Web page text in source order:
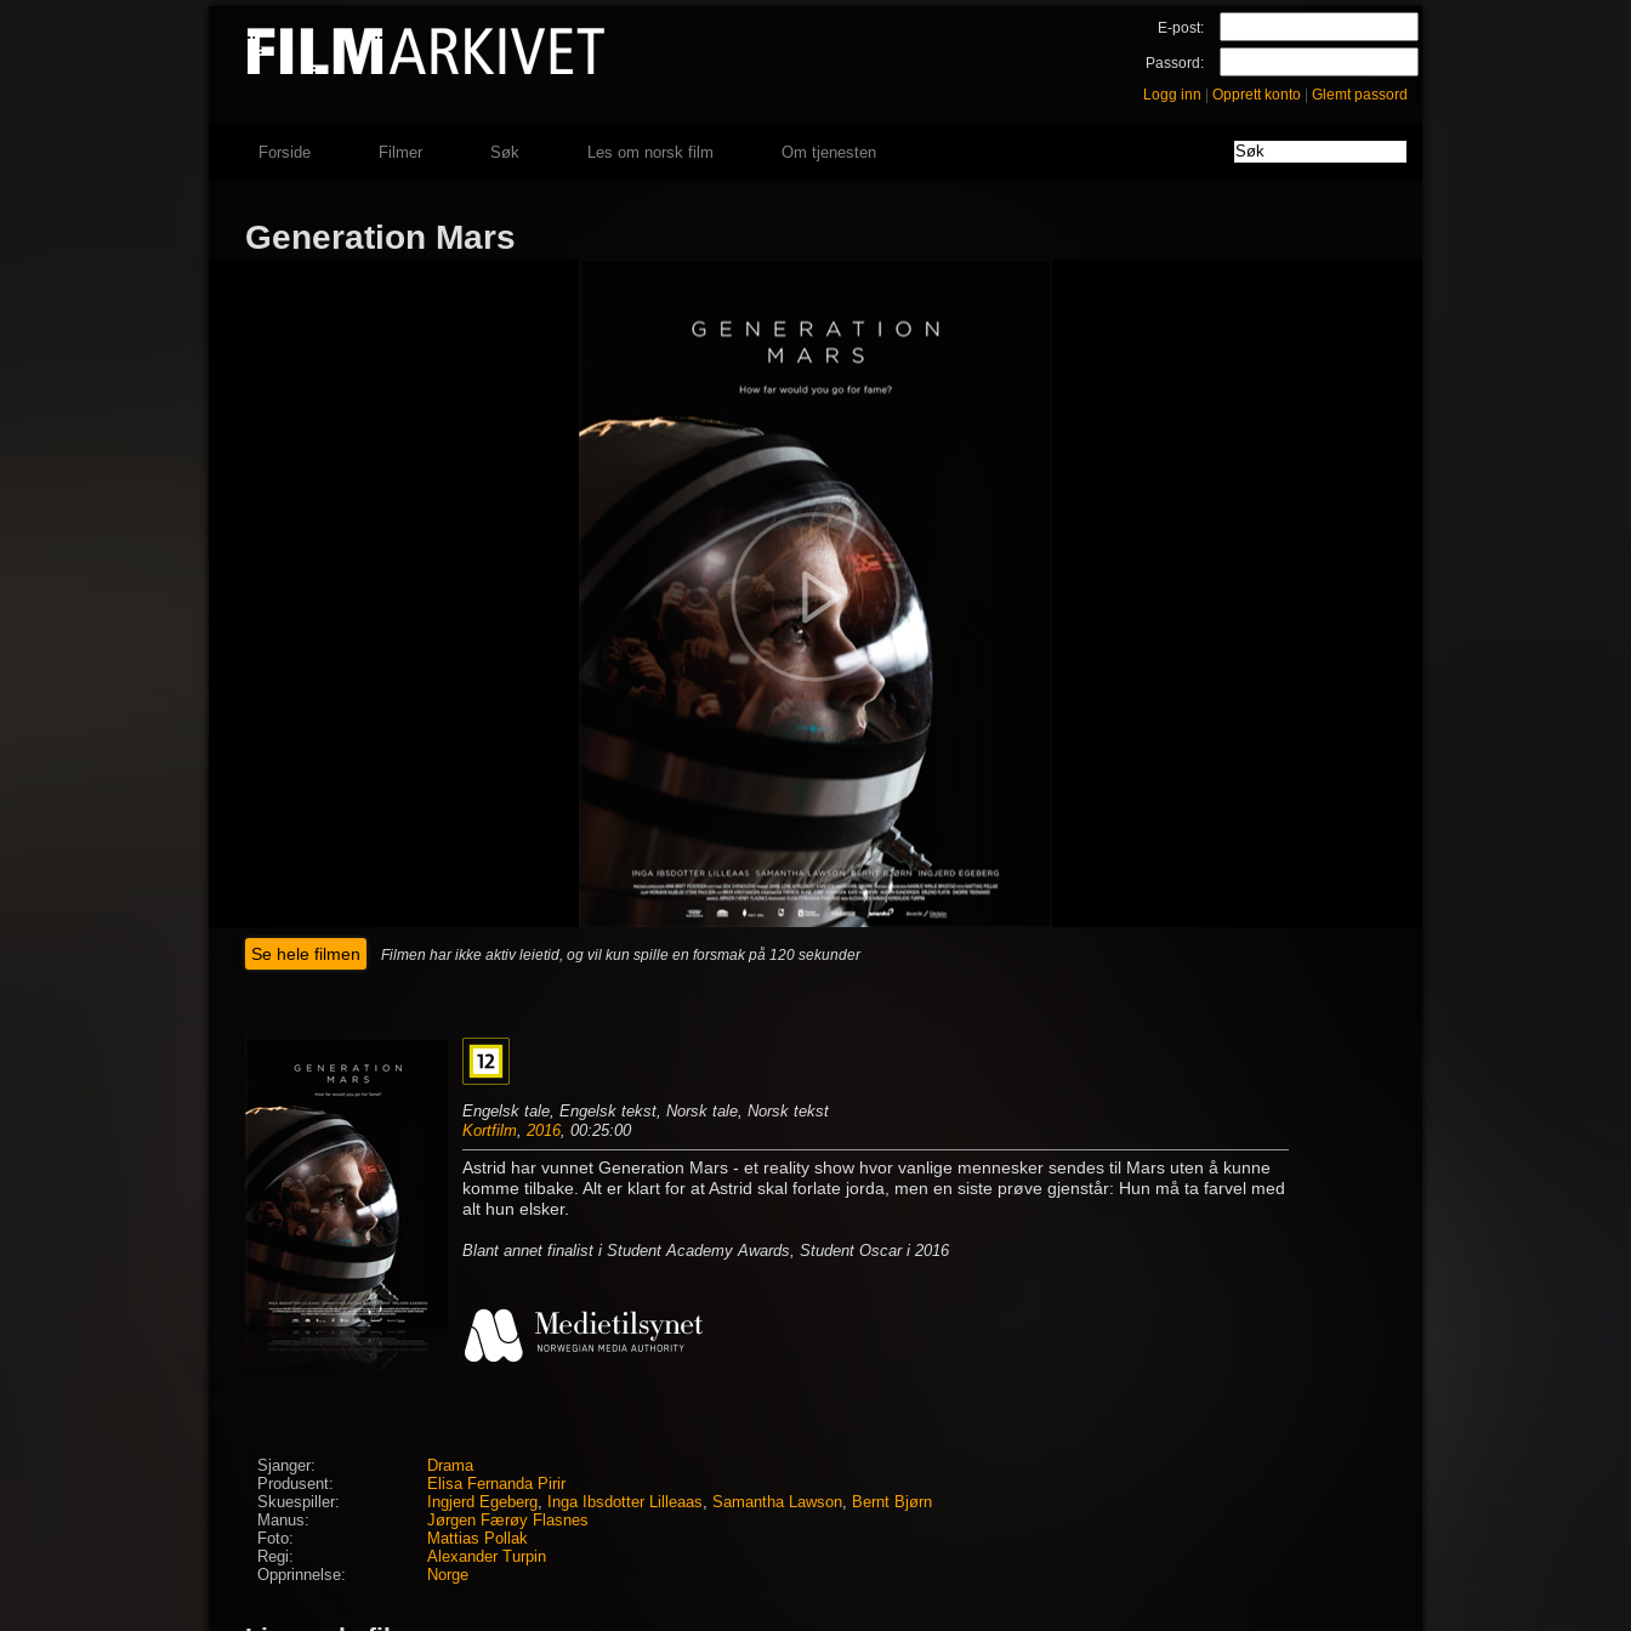
E-post:
Passord:
Logg inn
Opprett konto Glemt passord
Forside Filmer Søk Les om norsk film Om tjenesten
Generation Mars
Se hele filmen Filmen har ikke aktiv leietid, og vil kun spille en forsmak på 120 sekunder
Engelsk tale, Engelsk tekst, Norsk tale, Norsk tekst
Kortfilm, 2016, 00:25:00
Astrid har vunnet Generation Mars - et reality show hvor vanlige mennesker sendes til Mars uten å kunne
komme tilbake. Alt er klart for at Astrid skal forlate jorda, men en siste prøve gjenstår: Hun må ta farvel med
alt hun elsker.
Blant annet finalist i Student Academy Awards, Student Oscar i 2016
Sjanger:
Drama
Produsent:
Elisa Fernanda Pirir
Skuespiller:
Ingjerd Egeberg, Inga Ibsdotter Lilleaas, Samantha Lawson, Bernt Bjørn
Manus:
Jørgen Færøy Flasnes
Foto:
Mattias Pollak
Regi:
Alexander Turpin
Opprinnelse:
Norge